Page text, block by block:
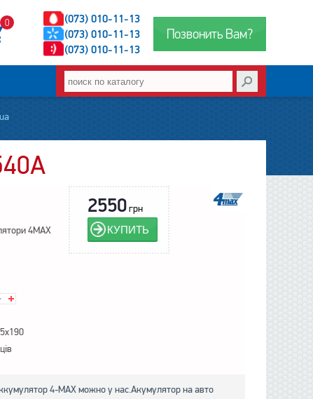
Позвонить Вам?
(073) 010-11-13
(073) 010-11-13
(073) 010-11-13
0
4MAX
2550грн
КУПИТЬ
4-МАХ можно у нас.Акумулятор на авто